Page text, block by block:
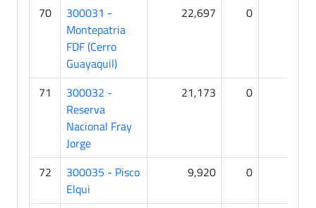
70
300031 -
Montepatria
FDF (Cerro
Guayaquil)
22,697 0
71
300032 -
Reserva
Nacional Fray
Jorge
21,173 0
72
300035 - Pisco
Elqui
9,920 0